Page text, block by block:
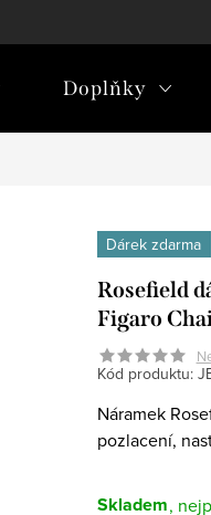
Doplňky
Dárek zdarma
Rosefield
Figaro
Kód produktu:
Náramek
pozlacení,
Skladem